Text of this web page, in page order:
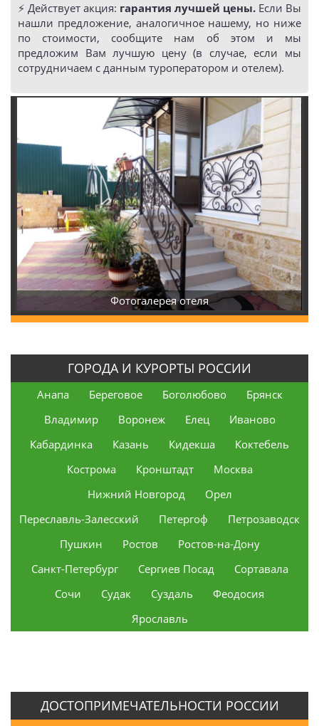
⚡️ Действует акция: гарантия лучшей цены. Если Вы
нашли предложение, аналогичное нашему, но ниже
по стоимости, сообщите нам об этом и мы
предложим Вам лучшую цену (в случае, если мы
сотрудничаем с данным туроператором и отелем).
Фотогалерея отеля
ГОРОДА И КУРОРТЫ РОССИИ
Анапа Береговое Боголюбово
Брянск
Владимир
Воронеж Елец
Иваново
Кабардинка
Казань Кидекша
Коктебель
Кострома
Кронштадт
Москва
Нижний Новгород
Орел
Переславль-Залесский
Петергоф
Петрозаводск
Пушкин
Ростов
Ростов-на-Дону
Санкт-Петербург
Сергиев Посад
Сортавала
Сочи
Судак Суздаль
Феодосия
Ярославль
ДОСТОПРИМЕЧАТЕЛЬНОСТИ РОССИИ